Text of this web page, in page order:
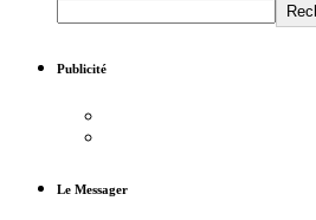
Publicité
Le Messager